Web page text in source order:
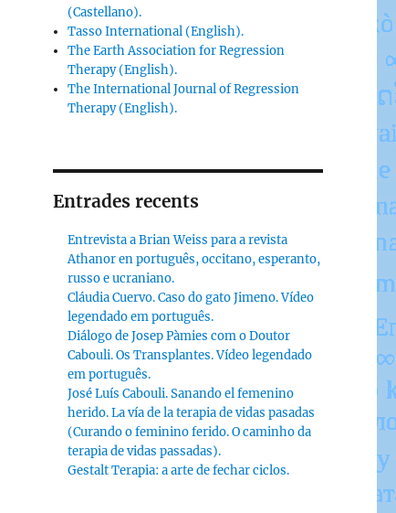
(Castellano).
Tasso International (English).
The Earth Association for Regression
Therapy (English).
The International Journal of Regression
Therapy (English).
Entrades recents
Entrevista a Brian Weiss para a revista
Athanor en português, occitano, esperanto,
russo e ucraniano.
Cláudia Cuervo. Caso do gato Jimeno. Vídeo
legendado em português.
Diálogo de Josep Pàmies com o Doutor
Cabouli. Os Transplantes. Vídeo legendado
em português.
José Luís Cabouli. Sanando el femenino
herido. La vía de la terapia de vidas pasadas
(Curando o feminino ferido. O caminho da
terapia de vidas passadas).
Gestalt Terapia: a arte de fechar ciclos.